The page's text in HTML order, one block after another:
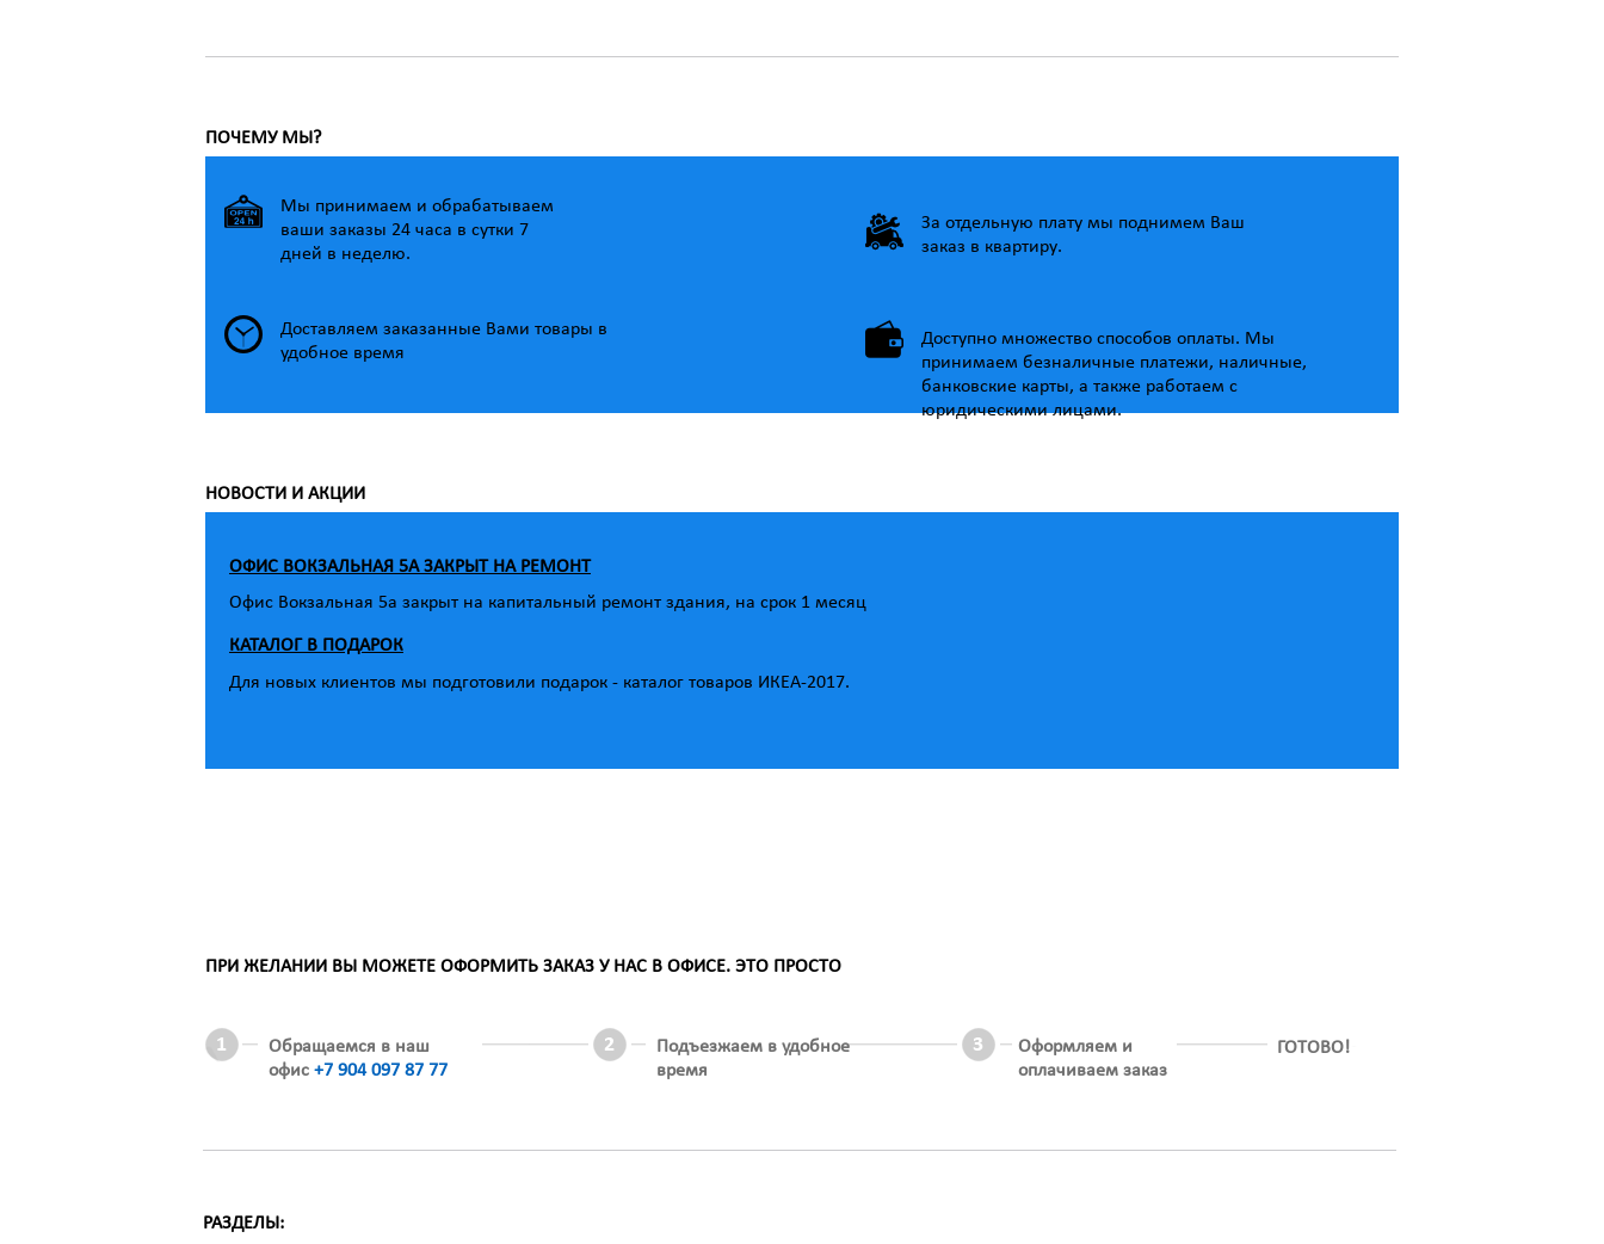
ПОЧЕМУ МЫ?
Мы принимаем и обрабатываем
ваши заказы 24 часа в сутки 7
дней в неделю.
Доставляем заказанные Вами товары в
удобное время
За отдельную плату мы поднимем Ваш
заказ в квартиру.
Доступно множество способов оплаты. Мы
принимаем безналичные платежи, наличные,
банковские карты, а также работаем с
юридическими лицами.
НОВОСТИ И АКЦИИ
ОФИС ВОКЗАЛЬНАЯ 5А ЗАКРЫТ НА РЕМОНТ
Офис Вокзальная 5а закрыт на капитальный ремонт здания, на срок 1 месяц
КАТАЛОГ В ПОДАРОК
Для новых клиентов мы подготовили подарок - каталог товаров ИКЕА-2017.
ПРИ ЖЕЛАНИИ ВЫ МОЖЕТЕ ОФОРМИТЬ ЗАКАЗ У НАС В ОФИСЕ. ЭТО ПРОСТО
Обращаемся в наш
офис +7 904 097 87 77
Подъезжаем в удобное
время
Оформляем и
оплачиваем заказ
ГОТОВО!
РАЗДЕЛЫ: